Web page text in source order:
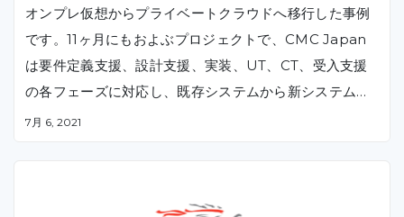
オンプレ仮想からプライベートクラウドへ移行した事例
です。11ヶ月にもおよぶプロジェクトで、CMC Japan
は要件定義支援、設計支援、実装、UT、CT、受入支援
の各フェーズに対応し、既存システムから新システムへ
の再構築を実施しました。
7月 6, 2021